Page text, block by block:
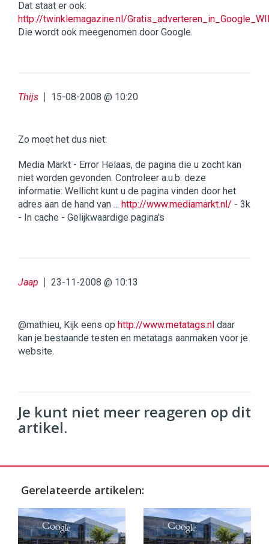
Dat staat er ook:
http://twinklemagazine.nl/
Die wordt ook meegenomen door Google.
Thijs 15-08-2008 @ 10:20
Zo moet het dus niet:
Media Markt - Error Helaas, de pagina die u zocht kan
niet worden gevonden. Controleer a.u.b. deze
informatie: Wellicht kunt u de pagina vinden door het
adres aan de hand van ... http://www.mediamarkt.nl/ - 3k
- In cache - Gelijkwaardige pagina's
Jaap 23-11-2008 @ 10:13
@mathieu, Kijk eens op http://www.metatags.nl daar
kan je bestaande testen en metatags aanmaken voor je
website.
Je kunt niet meer reageren op dit
artikel.
Gerelateerde artikelen: